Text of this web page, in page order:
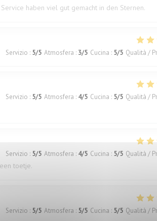
haben viel gut gemacht in den Sternen.
Servizio : 5/5 Atmosfera : 3/5 Cucina : 5/5 Qualità /
Servizio : 5/5 Atmosfera : 4/5 Cucina : 5/5 Qualità /
Servizio : 5/5 Atmosfera : 4/5 Cucina : 5/5 Qualità /
toetje.
Servizio : 5/5 Atmosfera : 5/5 Cucina : 5/5 Qualità /